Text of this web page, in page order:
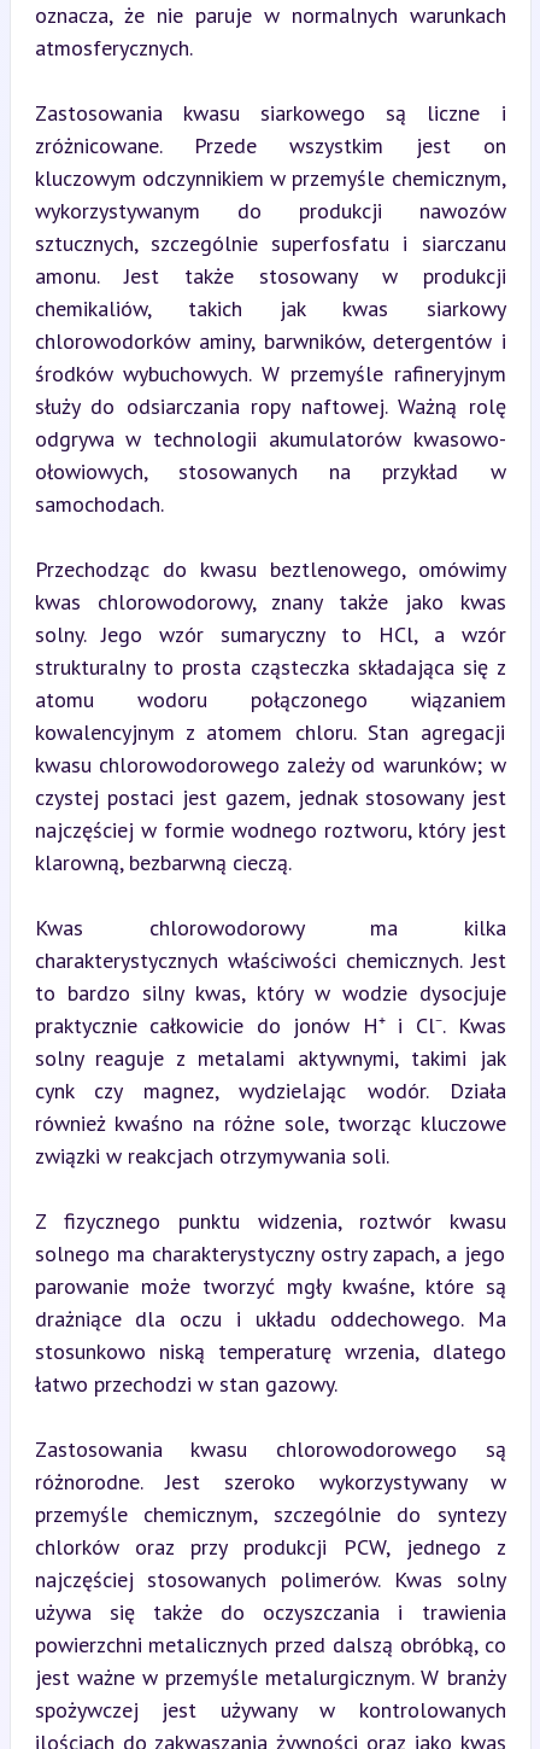
oznacza, że nie paruje w normalnych warunkach
atmosferycznych.
Zastosowania kwasu siarkowego są liczne i
zróżnicowane. Przede wszystkim jest on
kluczowym odczynnikiem w przemyśle chemicznym,
wykorzystywanym do produkcji nawozów
sztucznych, szczególnie superfosfatu i siarczanu
amonu. Jest także stosowany w produkcji
chemikaliów, takich jak kwas siarkowy
chlorowodorków aminy, barwników, detergentów i
środków wybuchowych. W przemyśle rafineryjnym
służy do odsiarczania ropy naftowej. Ważną rolę
odgrywa w technologii akumulatorów kwasowo-
ołowiowych, stosowanych na przykład w
samochodach.
Przechodząc do kwasu beztlenowego, omówimy
kwas chlorowodorowy, znany także jako kwas
solny. Jego wzór sumaryczny to HCl, a wzór
strukturalny to prosta cząsteczka składająca się z
atomu wodoru połączonego wiązaniem
kowalencyjnym z atomem chloru. Stan agregacji
kwasu chlorowodorowego zależy od warunków; w
czystej postaci jest gazem, jednak stosowany jest
najczęściej w formie wodnego roztworu, który jest
klarowną, bezbarwną cieczą.
Kwas chlorowodorowy ma kilka
charakterystycznych właściwości chemicznych. Jest
to bardzo silny kwas, który w wodzie dysocjuje
praktycznie całkowicie do jonów H⁺ i Cl⁻. Kwas
solny reaguje z metalami aktywnymi, takimi jak
cynk czy magnez, wydzielając wodór. Działa
również kwaśno na różne sole, tworząc kluczowe
związki w reakcjach otrzymywania soli.
Z fizycznego punktu widzenia, roztwór kwasu
solnego ma charakterystyczny ostry zapach, a jego
parowanie może tworzyć mgły kwaśne, które są
drażniące dla oczu i układu oddechowego. Ma
stosunkowo niską temperaturę wrzenia, dlatego
łatwo przechodzi w stan gazowy.
Zastosowania kwasu chlorowodorowego są
różnorodne. Jest szeroko wykorzystywany w
przemyśle chemicznym, szczególnie do syntezy
chlorków oraz przy produkcji PCW, jednego z
najczęściej stosowanych polimerów. Kwas solny
używa się także do oczyszczania i trawienia
powierzchni metalicznych przed dalszą obróbką, co
jest ważne w przemyśle metalurgicznym. W branży
spożywczej jest używany w kontrolowanych
ilościach do zakwaszania żywności oraz jako kwas